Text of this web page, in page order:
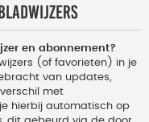
en abonnement?
(of favorieten) in je
van updates,
met
hierbij automatisch op